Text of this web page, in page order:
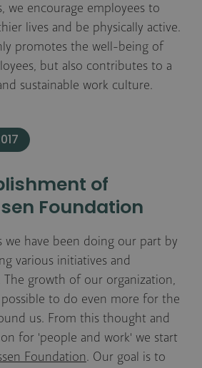
we encourage employees to
lives and be physically active.
promotes the well-being of
but also contributes to a
sustainable work culture.
of
Foundation
we have been doing our part by
various initiatives and
The growth of our organization,
to do even more for the
us. From this thought and
for 'people and work' we start
Foundation. Our goal is to